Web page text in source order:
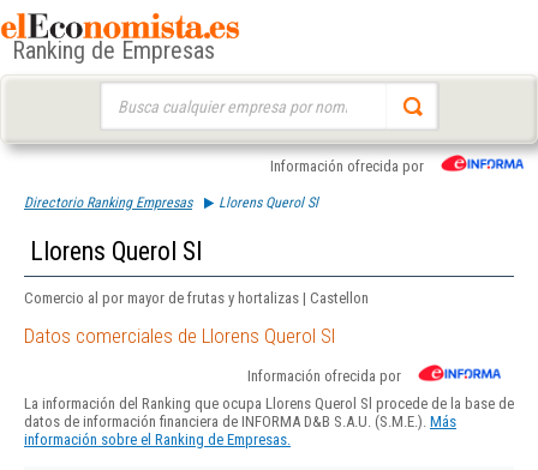
Ranking de Empresas
Información ofrecida por
Directorio Ranking Empresas Llorens Querol Sl
Llorens Querol Sl
Comercio al por mayor de frutas y hortalizas | Castellon
Datos comerciales de Llorens Querol Sl
Información ofrecida por
La información del Ranking que ocupa Llorens Querol Sl procede de la base de
datos de información financiera de INFORMA D&B S.A.U. (S.M.E.). Más
información sobre el Ranking de Empresas.